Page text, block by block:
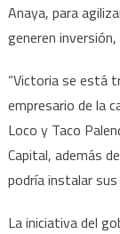
Anaya, para
generen
“Victoria se está
empresario de la
Loco y Taco
Capital, además
podría instalar
La iniciativa del